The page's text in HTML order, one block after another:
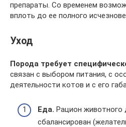
препараты. Со временем
вплоть до ее полного
Уход
Порода требует
связан с выбором питания, с
деятельности котов и с его
Еда. Рацион
сбалансирован